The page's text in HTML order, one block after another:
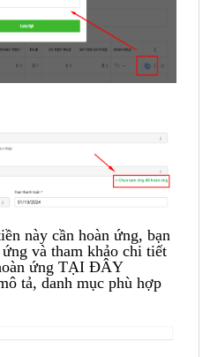
này cần hoàn ứng, bạn
và tham khảo chi tiết
ứng TẠI ĐÂY
tả, danh mục phù hợp